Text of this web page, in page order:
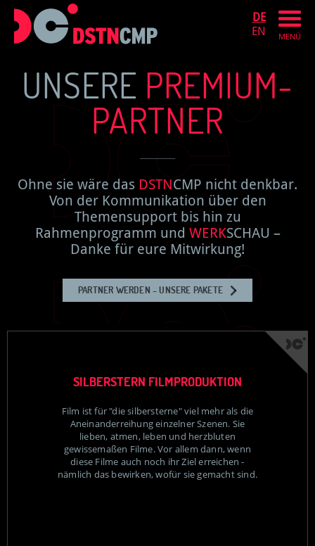
DE
EN
MENÜ
UNSERE PREMIUM-
PARTNER
Ohne sie wäre das DSTNCMP nicht denkbar.
Von der Kommunikation über den
Themensupport bis hin zu
Rahmenprogramm und WERKSCHAU –
Danke für eure Mitwirkung!
PARTNER WERDEN – UNSERE PAKETE
SILBERSTERN FILMPRODUKTION
Film ist für "die silbersterne" viel mehr als die
Aneinanderreihung einzelner Szenen. Sie
lieben, atmen, leben und herzbluten
gewissemaßen Filme. Vor allem dann, wenn
diese Filme auch noch ihr Ziel erreichen -
nämlich das bewirken, wofür sie gemacht sind.